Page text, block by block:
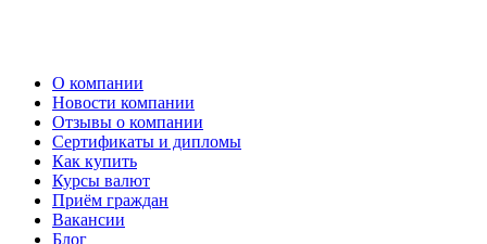
О компании
Новости компании
Отзывы о компании
Сертификаты и дипломы
Как купить
Курсы валют
Приём граждан
Вакансии
Блог